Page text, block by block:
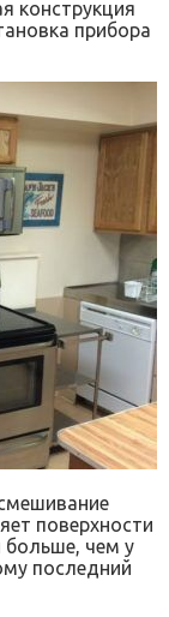
конструкция
прибора
поверхности
больше, чем у
последний